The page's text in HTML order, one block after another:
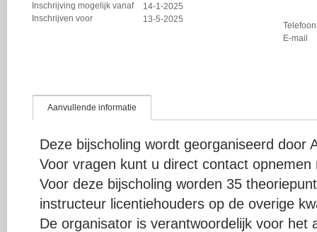
Inschrijving mogelijk vanaf
14-1-2025
Inschrijven voor
13-5-2025
Telefoon
E-mail
Aanvullende informatie
Deze bijscholing wordt georganiseerd door
Voor vragen kunt u direct contact
Voor deze bijscholing worden 35
instructeur licentiehouders op de overige
De organisator is verantwoordelijk voor het